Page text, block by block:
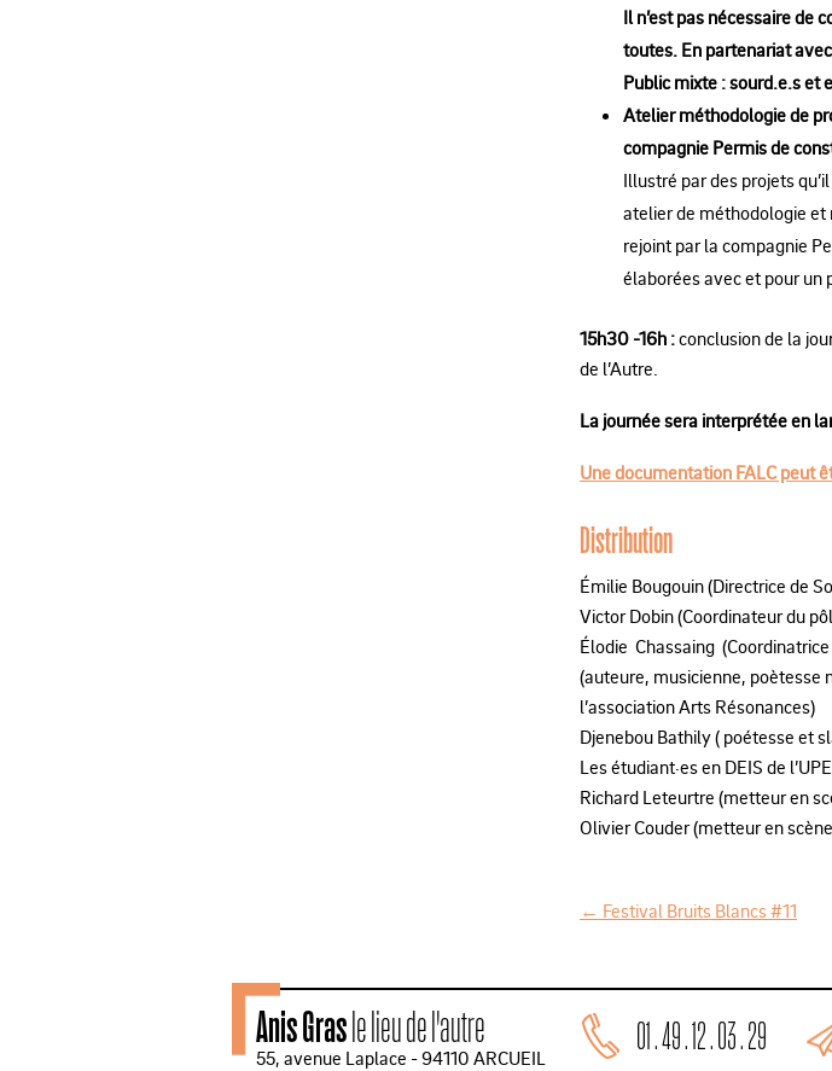
Il n’est pas nécessaire de
toutes. En partenariat
Public mixte : sourd.e.s et
Atelier méthodologie de
compagnie Permis de
Illustré par des projets
atelier de méthodologie
rejoint par la compagnie
élaborées avec et pour un
15h30 -16h :conclusion de la
de l’Autre.
La journée sera interprétée en
Une documentation FALC peut
Distribution
Émilie Bougouin (Directrice de
Victor Dobin (Coordinateur du
Élodie Chassaing
(auteure, musicienne, poètesse
l’association Arts Résonances)
Djenebou Bathily ( poétesse et
Les étudiant·es en DEIS de
Richard Leteurtre (metteur en
Olivier Couder (metteur en
← Festival Bruits Blancs #11
Anis Gras le lieu de l'autre
55, avenue Laplace - 94110 ARCUEIL
01 . 49 . 12 . 03 . 29